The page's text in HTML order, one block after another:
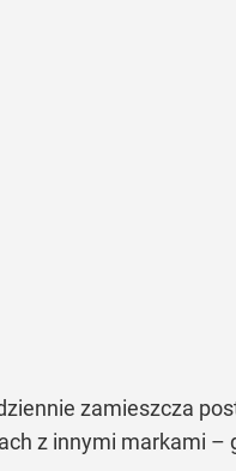
zamieszcza
z innymi markami –